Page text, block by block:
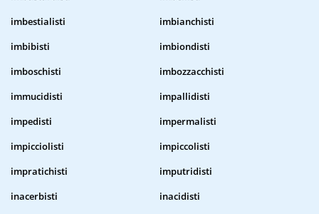
imbestialisti
imbianchisti
imbibisti
imbiondisti
imboschisti
imbozzacchisti
immucidisti
impallidisti
impedisti
impermalisti
impicciolisti
impiccolisti
impratichisti
imputridisti
inacerbisti
inacidisti